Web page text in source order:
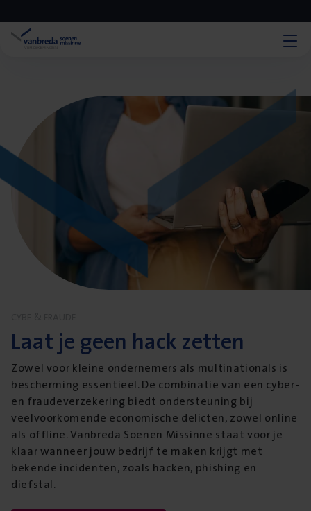
Laat je geen hack zetten
Zowel voor kleine ondernemers als multinationals is
bescherming essentieel. De combinatie van een cyber-
en fraudeverzekering biedt ondersteuning bij
veelvoorkomende economische delicten, zowel online
als offline. Vanbreda Soenen Missinne staat voor je
klaar wanneer jouw bedrijf te maken krijgt met
bekende incidenten, zoals hacken, phishing en
diefstal.